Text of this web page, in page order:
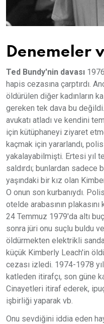
Denemeler
Ted Bundy'nin davası
hapis cezasına çarptırdı.
öldürülen diğer kadınların
gereken tek dava bu
avukatı atladı ve kendini
için kütüphaneyi ziyaret
kaçmak için yararlandı,
yakalayabilmişti. Ertesi yıl
saldırdı; bunlardan sadece
yaşındaki bir kız olan
O onun son kurbanıydı.
otelde arabasının
24 Temmuz 1979'da altı
sonra jüri onu suçlu buldu
öldürmekten elektrikli
küçük Kimberly Leach'in
cezası izledi. 1974-1978
katleden itirafçı, son güne
Cinayetleri itiraf ederek,
işbirliği yaparak vb.
Onu sevdiğini iddia eden